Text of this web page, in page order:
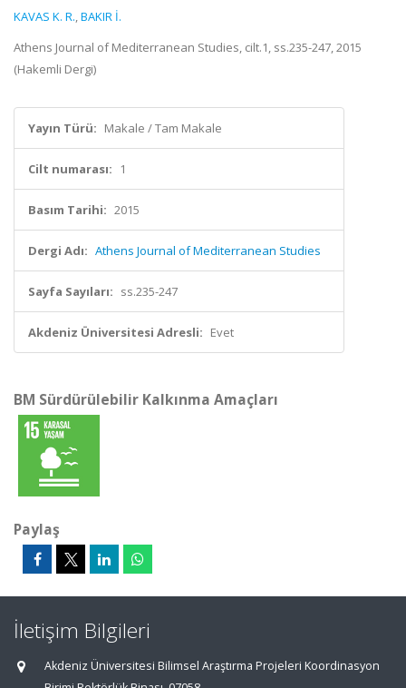
KAVAS K. R.,BAKIR İ.
Athens Journal of Mediterranean Studies, cilt.1, ss.235-247, 2015
(Hakemli Dergi)
Yayın Türü: Makale / Tam Makale
Cilt numarası: 1
Basım Tarihi: 2015
Dergi Adı: Athens Journal of Mediterranean Studies
Sayfa Sayıları: ss.235-247
Akdeniz Üniversitesi Adresli: Evet
BM Sürdürülebilir Kalkınma Amaçları
Paylaş
İletişim Bilgileri
Akdeniz Üniversitesi Bilimsel Araştırma Projeleri Koordinasyon